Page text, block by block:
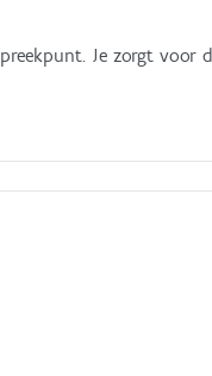
Je zorgt voor